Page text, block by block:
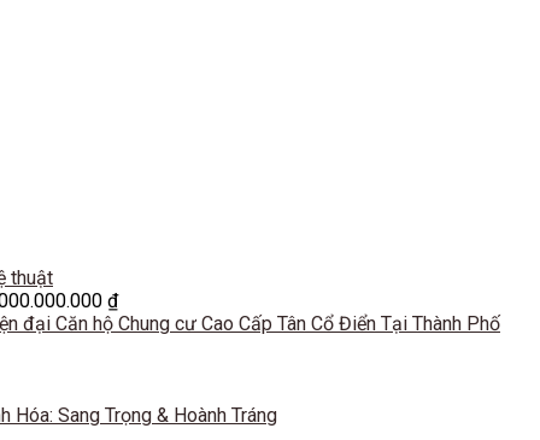
thuật
₫
Căn hộ Chung cư Cao Cấp Tân Cổ Điển Tại Thành Phố
Hóa: Sang Trọng & Hoành Tráng